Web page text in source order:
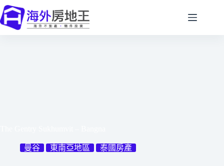
跳
至
曼谷 東南亞地區 泰國房產